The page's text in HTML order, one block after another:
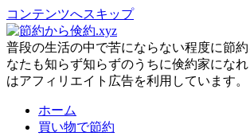
コンテンツへスキップ
普段の生活の中で苦にならない程度に節
なたも知らず知らずのうちに倹約家にな
はアフィリエイト広告を利用しています。
ホーム
買い物で節約